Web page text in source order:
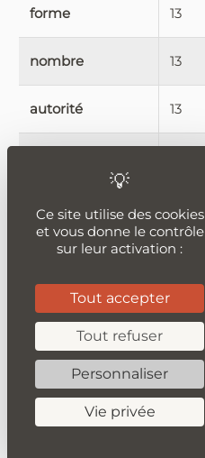
forme 13
nombre 13
autorité 13
employé 13
réseau
temps 13
appli 13
Ce site utilise des cookies
et vous donne le contrôle
sur leur activation :
Tout accepter
Tout refuser
Personnaliser
Vie privée